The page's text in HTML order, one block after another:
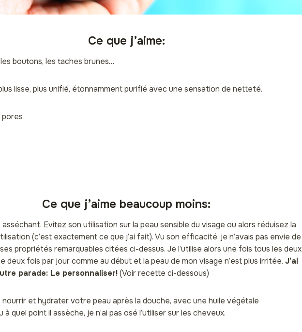
Ce que j’aime:
boutons, les taches brunes…
lisse, plus unifié, étonnamment purifié avec une sensation de netteté.
pores
Ce que j’aime beaucoup moins:
asséchant. Evitez son utilisation sur la peau sensible du visage ou alors réduisez la
(c’est exactement ce que j’ai fait). Vu son efficacité, je n’avais pas envie de
propriétés remarquables citées ci-dessus. Je l’utilise alors une fois tous les deux
deux fois par jour comme au début et la peau de mon visage n’est plus irritée. J’ai
parade: Le personnaliser!(Voir recette ci-dessous)
nourrir et hydrater votre peau après la douche, avec une huile végétale
quel point il assèche, je n’ai pas osé l’utiliser sur les cheveux.